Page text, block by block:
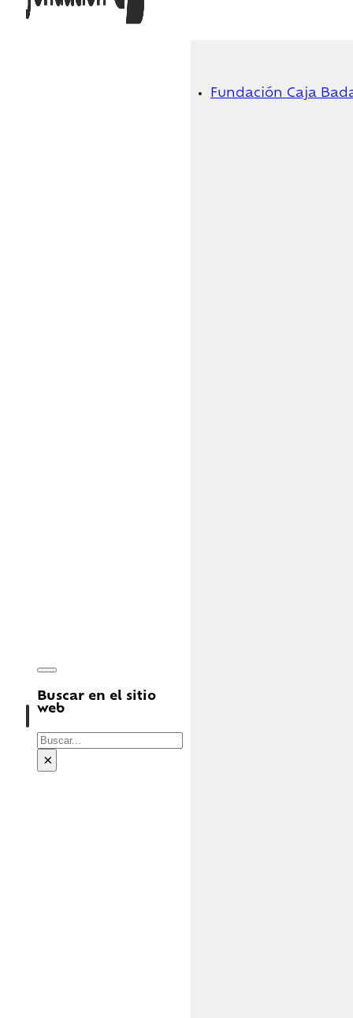
Buscar en el sitio
web
Buscar
×
Fundación Caja